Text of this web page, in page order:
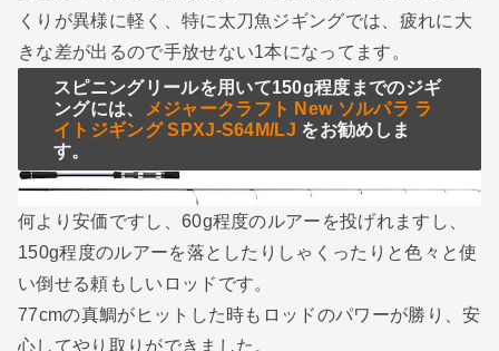
くりが異様に軽く、特に太刀魚ジギングでは、疲れに大
きな差が出るので手放せない1本になってます。
スピニングリールを用いて150g程度までのジギ
ングには、
メジャークラフト New ソルパラ ラ
イトジギング SPXJ-S64M/LJ をお勧めしま
す。
何より安価ですし、60g程度のルアーを投げれますし、
150g程度のルアーを落としたりしゃくったりと色々と使
い倒せる頼もしいロッドです。
77cmの真鯛がヒットした時もロッドのパワーが勝り、安
心してやり取りができました。